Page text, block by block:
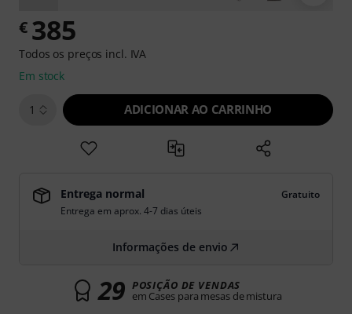
€ 385
Todos os preços incl. IVA
Em stock
1 ADICIONAR AO CARRINHO
Entrega normal
Gratuito
Entrega em aprox. 4-7 dias úteis
Informações de envio
29 POSIÇÃO DE VENDAS
em Cases para mesas de mistura